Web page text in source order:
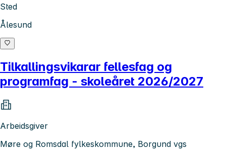
Sted
Ålesund
Tilkallingsvikarar fellesfag og
programfag - skoleåret 2026/2027
Arbeidsgiver
Møre og Romsdal fylkeskommune, Borgund vgs